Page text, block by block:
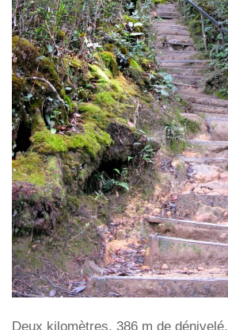
Deux kilomètres, 386 m de dénivelé.